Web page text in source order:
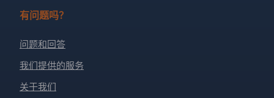
有问题吗？
问题和回答
我们提供的服务
关于我们